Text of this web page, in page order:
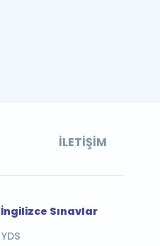
İLETIŞIM
İngilizce Sınavlar
YDS